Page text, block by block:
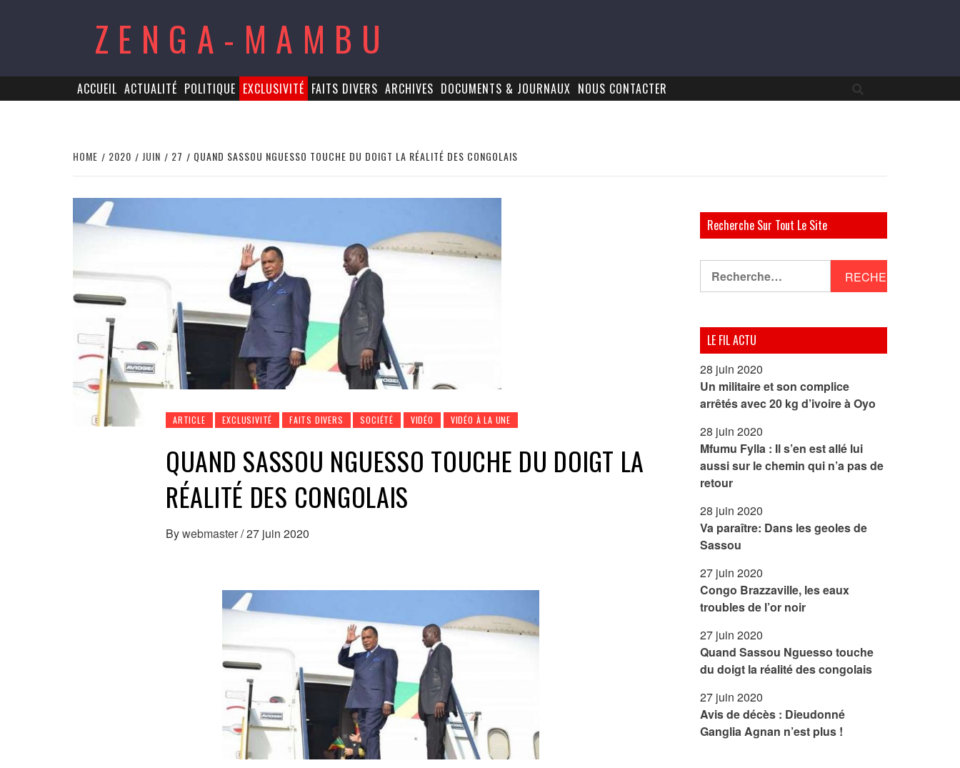
ZENGA-MAMBU
ACCUEIL ACTUALITÉ POLITIQUE EXCLUSIVITÉ FAITS DIVERS ARCHIVES DOCUMENTS & JOURNAUX NOUS CONTACTER
HOME 2020 JUIN 27 QUAND SASSOU NGUESSO TOUCHE DU DOIGT LA RÉALITÉ DES CONGOLAIS
ARTICLE EXCLUSIVITÉ FAITS DIVERS SOCIÉTÉ VIDÉO VIDÉO À LA UNE
QUAND SASSOU NGUESSO TOUCHE DU DOIGT LA
RÉALITÉ DES CONGOLAIS
Bywebmaster/27 juin 2020
Recherche Sur Tout Le Site
LE FIL ACTU
28 juin 2020
Un militaire et son complice
arrêtés avec 20 kg d’ivoire à Oyo
28 juin 2020
Mfumu Fylla : Il s’en est allé lui
aussi sur le chemin qui n’a pas de
retour
28 juin 2020
Va paraître: Dans les geoles de
Sassou
27 juin 2020
Congo Brazzaville, les eaux
troubles de l’or noir
27 juin 2020
Quand Sassou Nguesso touche
du doigt la réalité des congolais
27 juin 2020
Avis de décès : Dieudonné
Ganglia Agnan n’est plus !